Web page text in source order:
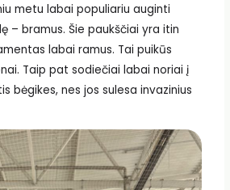
metu labai populiariu auginti
– bramus. Šie paukščiai yra itin
labai ramus. Tai puikūs
Taip pat sodiečiai labai noriai į
bėgikes, nes jos sulesa invazinius